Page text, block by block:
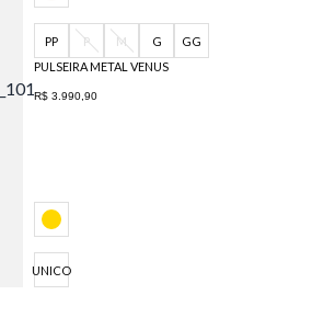
PP P M G
GG
PULSEIRA METAL VENUS
R$ 3.990,90
UNICO